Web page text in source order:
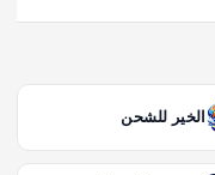
الخير للشحن